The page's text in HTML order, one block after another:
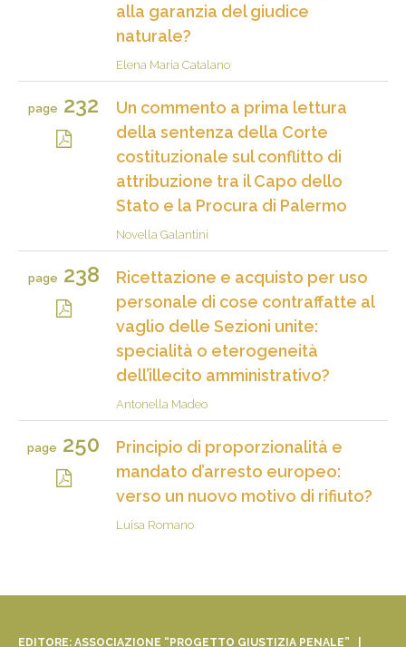
alla garanzia del giudice
naturale?
Elena Maria Catalano
page 232
Un commento a prima lettura
della sentenza della Corte
costituzionale sul conflitto di
attribuzione tra il Capo dello
Stato e la Procura di Palermo
Novella Galantini
page 238
Ricettazione e acquisto per uso
personale di cose contraffatte al
vaglio delle Sezioni unite:
specialità o eterogeneità
dell’illecito amministrativo?
Antonella Madeo
page 250
Principio di proporzionalità e
mandato d’arresto europeo:
verso un nuovo motivo di rifiuto?
Luisa Romano
EDITORE: ASSOCIAZIONE “PROGETTO GIUSTIZIA PENALE” |